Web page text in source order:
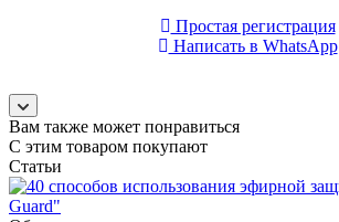
Простая регистрация
Написать в WhatsApp
Вам также может понравиться
С этим товаром покупают
Статьи